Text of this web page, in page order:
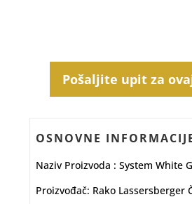
Pošaljite upit za
OSNOVNE
Naziv Proizvoda : System White
Proizvođač: Rako Lassersberger